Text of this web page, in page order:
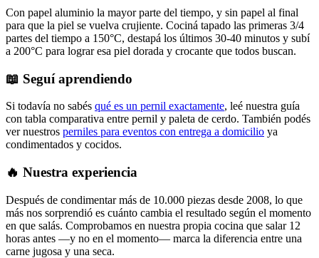
Con papel aluminio la mayor parte del tiempo, y sin papel al final
para que la piel se vuelva crujiente. Cociná tapado las primeras 3/4
partes del tiempo a 150°C, destapá los últimos 30-40 minutos y subí
a 200°C para lograr esa piel dorada y crocante que todos buscan.
📖 Seguí aprendiendo
Si todavía no sabés qué es un pernil exactamente, leé nuestra guía
con tabla comparativa entre pernil y paleta de cerdo. También podés
ver nuestros perniles para eventos con entrega a domicilio ya
condimentados y cocidos.
🔥 Nuestra experiencia
Después de condimentar más de 10.000 piezas desde 2008, lo que
más nos sorprendió es cuánto cambia el resultado según el momento
en que salás. Comprobamos en nuestra propia cocina que salar 12
horas antes —y no en el momento— marca la diferencia entre una
carne jugosa y una seca.